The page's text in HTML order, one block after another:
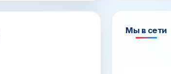
Мы в сети